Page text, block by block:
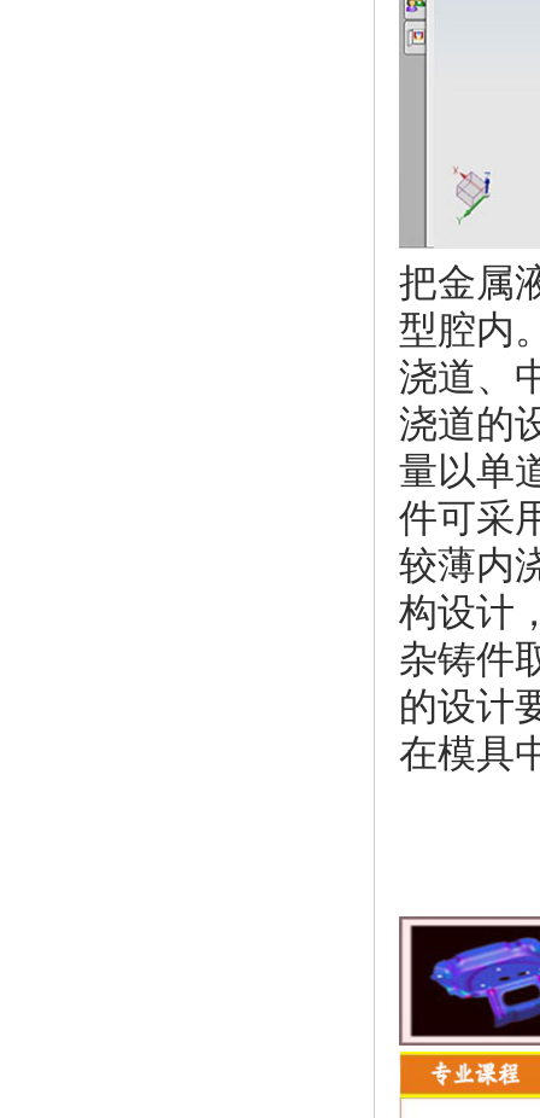
把金属
型腔内
浇道、
浇道的
量以单
件可采
较薄内
构设计
杂铸件
的设计
在模具